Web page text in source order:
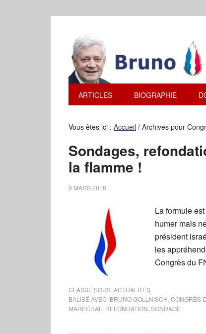
ARTICLES BIOGRAPHIE
Vous êtes ici : Accueil / Archives pour
Sondages,
la flamme !
9 MARS 2018
La formule
humer mais
président
les
Congrès du
CLASSÉ SOUS :ACTUALITÉS
BALISÉ AVEC :BRUNO GOLLNISCH CONGRÈS
MARÉCHAL
REFONDATION SONDAGE